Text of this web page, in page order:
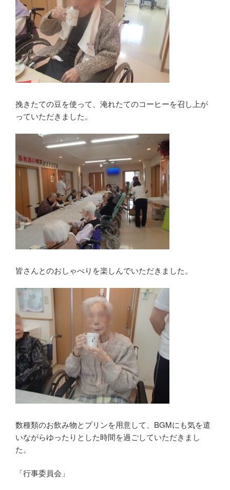
挽きたての豆を使って、淹れたてのコーヒーを召し上が
っていただきました。
皆さんとのおしゃべりを楽しんでいただきました。
数種類のお飲み物とプリンを用意して、BGMにも気を遣
いながらゆったりとした時間を過ごしていただきまし
た。
「行事委員会」